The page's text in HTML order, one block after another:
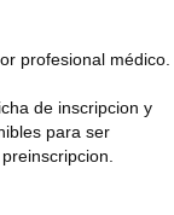
profesional médico.
de inscripcion y
para ser